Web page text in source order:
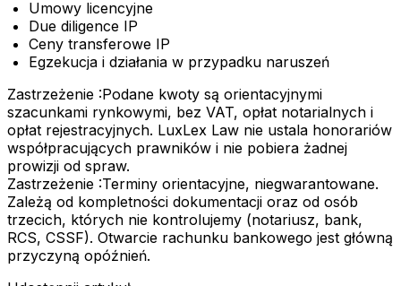
Umowy licencyjne
Due diligence IP
Ceny transferowe IP
Egzekucja i działania w przypadku naruszeń
Zastrzeżenie :Podane kwoty są orientacyjnymi
szacunkami rynkowymi, bez VAT, opłat notarialnych i
opłat rejestracyjnych. LuxLex Law nie ustala honorariów
współpracujących prawników i nie pobiera żadnej
prowizji od spraw.
Zastrzeżenie :Terminy orientacyjne, niegwarantowane.
Zależą od kompletności dokumentacji oraz od osób
trzecich, których nie kontrolujemy (notariusz, bank,
RCS, CSSF). Otwarcie rachunku bankowego jest główną
przyczyną opóźnień.